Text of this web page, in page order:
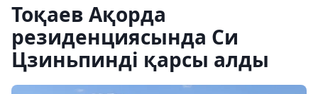
Тоқаев Ақорда
резиденциясында Си
Цзиньпинді қарсы алды